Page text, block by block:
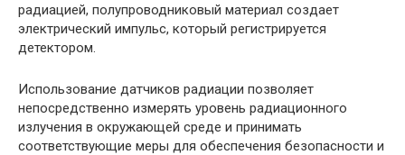
радиацией, полупроводниковый материал создает
электрический импульс, который регистрируется
детектором.
Использование датчиков радиации позволяет
непосредственно измерять уровень радиационного
излучения в окружающей среде и принимать
соответствующие меры для обеспечения безопасности и